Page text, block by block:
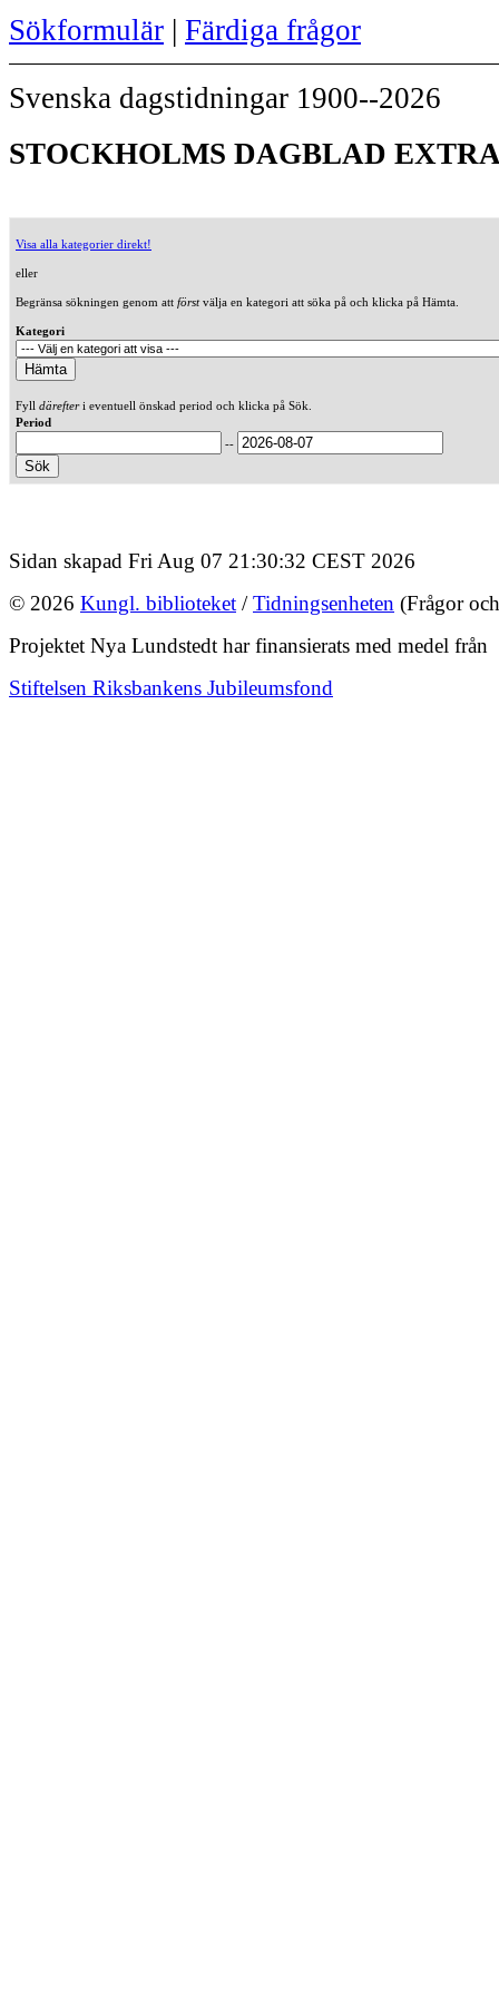
Sökformulär | Färdiga frågor
Svenska dagstidningar 1900--2026
STOCKHOLMS DAGBLAD
Visa alla kategorier direkt!
eller
Begränsa sökningen genom att förstvälja en kategori att söka på och klicka på Hämta.
Kategori
Fyll därefteri eventuell önskad period och klicka på Sök.
Period
--
Sidan skapad Fri Aug 07 21:30:32 CEST 2026
© 2026 Kungl. biblioteket /Tidningsenheten (Frågor
Projektet Nya Lundstedt har finansierats med medel från
Stiftelsen Riksbankens Jubileumsfond